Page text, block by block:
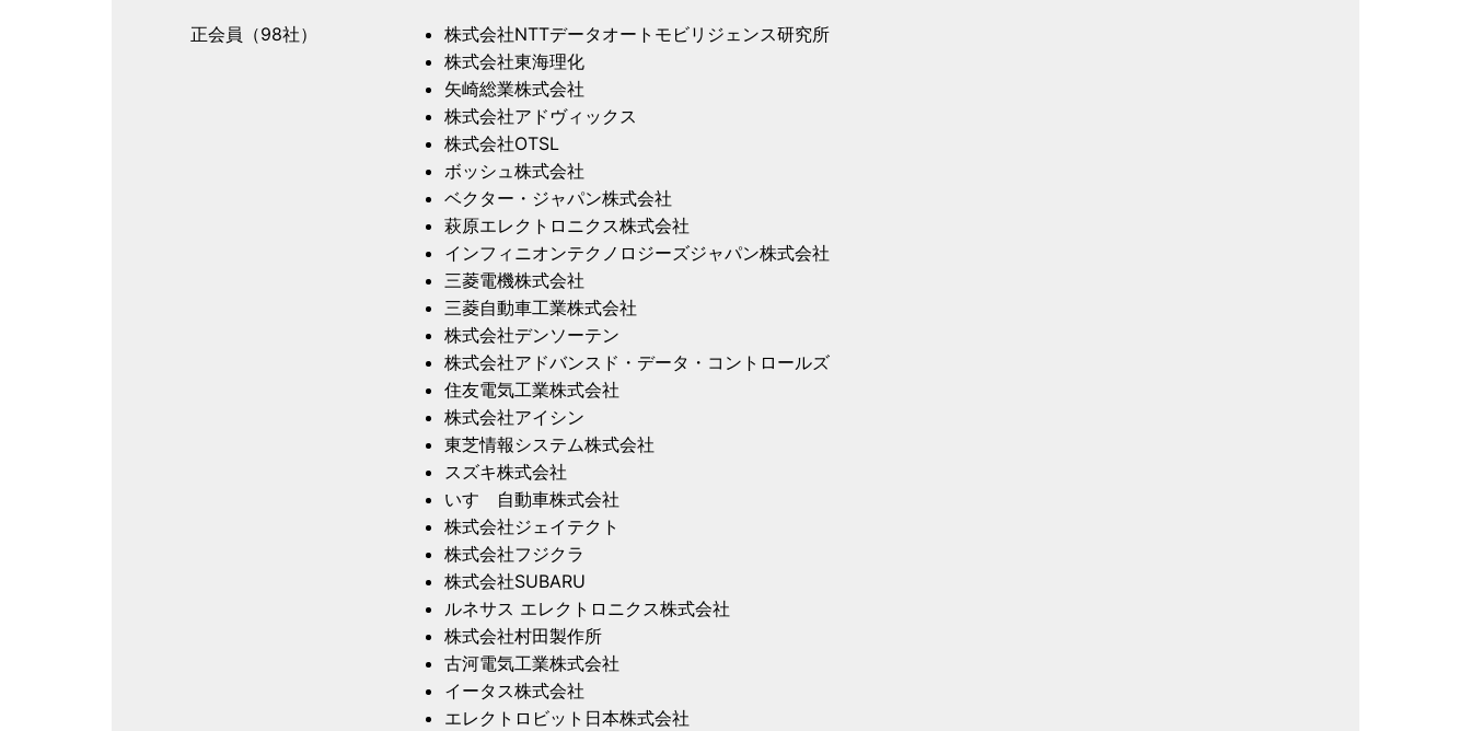
正会員（98社）
株式会社NTTデータオートモビリジェンス研究所
株式会社東海理化
矢崎総業株式会社
株式会社アドヴィックス
株式会社OTSL
ボッシュ株式会社
ベクター・ジャパン株式会社
萩原エレクトロニクス株式会社
インフィニオンテクノロジーズジャパン株式会社
三菱電機株式会社
三菱自動車工業株式会社
株式会社デンソーテン
株式会社アドバンスド・データ・コントロールズ
住友電気工業株式会社
株式会社アイシン
東芝情報システム株式会社
スズキ株式会社
いすゞ自動車株式会社
株式会社ジェイテクト
株式会社フジクラ
株式会社SUBARU
ルネサス エレクトロニクス株式会社
株式会社村田製作所
古河電気工業株式会社
イータス株式会社
エレクトロビット日本株式会社